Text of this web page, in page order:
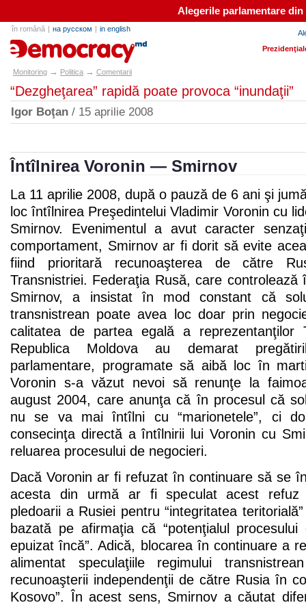
Alegerile parlamentare
în română | на русском | in english
e-democracy.md
Monitoring → Politica → Comentarii
“Dezgheţarea” rapidă poate provoca “inundaţii”
Igor Boţan / 15 aprilie 2008
Întîlnirea Voronin — Smirnov
La 11 aprilie 2008, după o pauză de 6 ani şi
loc întîlnirea Preşedintelui Vladimir Voronin cu
Smirnov. Evenimentul a avut caracter
comportament, Smirnov ar fi dorit să evite
fiind prioritară recunoaşterea de către
Transnistriei. Federaţia Rusă, care controlează
Smirnov, a insistat în mod constant că
transnistrean poate avea loc doar prin
calitatea de partea egală a reprezentanţilor
Republica Moldova au demarat
parlamentare, programate să aibă loc în
Voronin s-a văzut nevoi să renunţe la
august 2004, care anunţa că în procesul că
nu se va mai întîlni cu “marionetele”, ci
consecinţa directă a întîlnirii lui Voronin cu
reluarea procesului de negocieri.
Dacă Voronin ar fi refuzat în continuare să se
acesta din urmă ar fi speculat acest refuz
pledoarii a Rusiei pentru “integritatea
bazată pe afirmaţia că “potenţialul
epuizat încă”. Adică, blocarea în continuare a
alimentat speculaţiile regimului
recunoaşterii independenţii de către Rusia în
Kosovo”. În acest sens, Smirnov a căutat